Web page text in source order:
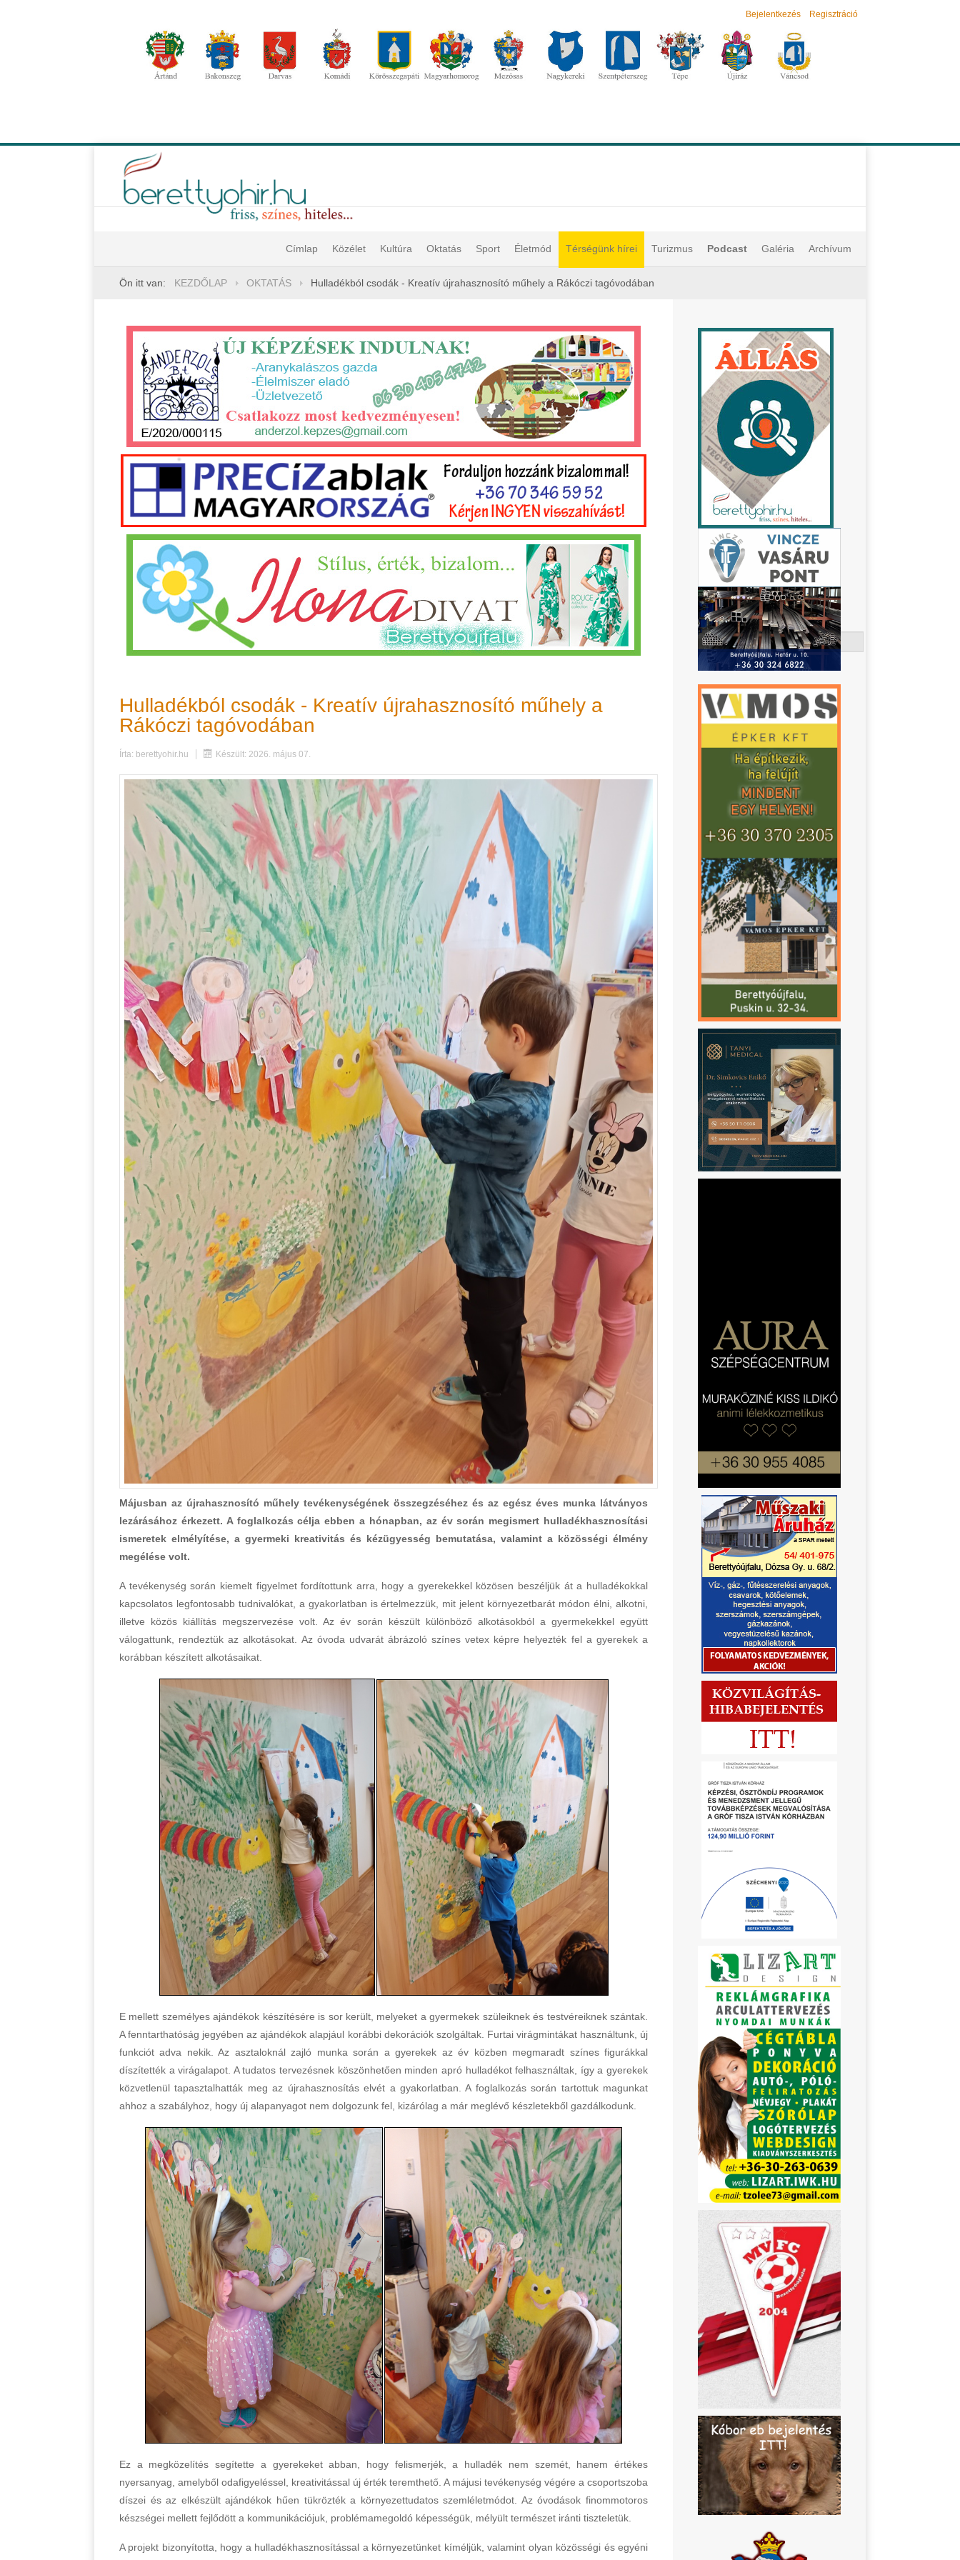
Bejelentkezés Regisztráció
Címlap Közélet Kultúra Oktatás Sport Életmód Térségünk hírei Turizmus Podcast Galéria Archívum
Ön itt van: KEZDŐLAP OKTATÁS Hulladékból csodák - Kreatív újrahasznosító műhely a Rákóczi tagóvodában
Keresés
Hulladékból csodák - Kreatív újrahasznosító műhely a
Rákóczi tagóvodában
Írta: berettyohir.hu Készült: 2026. május 07.
Májusban az újrahasznosító műhely tevékenységének összegzéséhez és az egész éves munka látványos
lezárásához érkezett. A foglalkozás célja ebben a hónapban, az év során megismert hulladékhasznosítási
ismeretek elmélyítése, a gyermeki kreativitás és kézügyesség bemutatása, valamint a közösségi élmény
megélése volt.
A tevékenység során kiemelt figyelmet fordítottunk arra, hogy a gyerekekkel közösen beszéljük át a hulladékokkal
kapcsolatos legfontosabb tudnivalókat, a gyakorlatban is értelmezzük, mit jelent környezetbarát módon élni, alkotni,
illetve közös kiállítás megszervezése volt. Az év során készült különböző alkotásokból a gyermekekkel együtt
válogattunk, rendeztük az alkotásokat. Az óvoda udvarát ábrázoló színes vetex képre helyezték fel a gyerekek a
korábban készített alkotásaikat.
E mellett személyes ajándékok készítésére is sor került, melyeket a gyermekek szüleiknek és testvéreiknek szántak.
A fenntarthatóság jegyében az ajándékok alapjául korábbi dekorációk szolgáltak. Furtai virágmintákat használtunk, új
funkciót adva nekik. Az asztaloknál zajló munka során a gyerekek az év közben megmaradt színes figurákkal
díszítették a virágalapot. A tudatos tervezésnek köszönhetően minden apró hulladékot felhasználtak, így a gyerekek
közvetlenül tapasztalhatták meg az újrahasznosítás elvét a gyakorlatban. A foglalkozás során tartottuk magunkat
ahhoz a szabályhoz, hogy új alapanyagot nem dolgozunk fel, kizárólag a már meglévő készletekből gazdálkodunk.
Ez a megközelítés segítette a gyerekeket abban, hogy felismerjék, a hulladék nem szemét, hanem értékes
nyersanyag, amelyből odafigyeléssel, kreativitással új érték teremthető. A májusi tevékenység végére a csoportszoba
díszei és az elkészült ajándékok hűen tükrözték a környezettudatos szemléletmódot. Az óvodások finommotoros
készségei mellett fejlődött a kommunikációjuk, problémamegoldó képességük, mélyült természet iránti tiszteletük.
A projekt bizonyította, hogy a hulladékhasznosítással a környezetünket kíméljük, valamint olyan közösségi és egyéni